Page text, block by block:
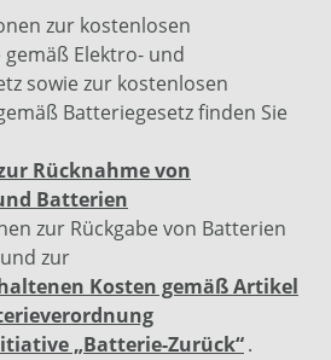
zur kostenlosen
Elektro- und
sowie zur kostenlosen
Batteriegesetz finden Sie
Rücknahme von
Batterien
zur Rückgabe von Batterien
zur
Kosten gemäß Artikel
„Batterie-Zurück“.